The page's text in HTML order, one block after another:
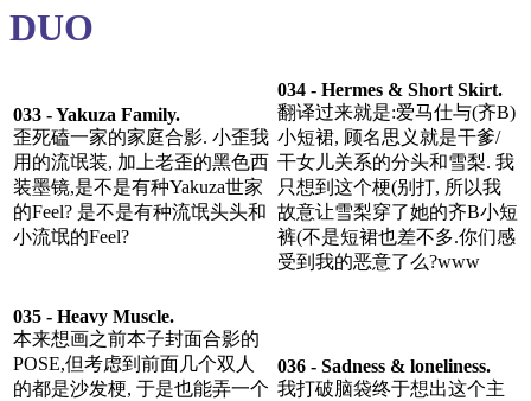
DUO
033 - Yakuza Family.
歪死磕一家的家庭合影. 小歪我
用的流氓装, 加上老歪的黑色西
装墨镜,是不是有种Yakuza世家
的Feel? 是不是有种流氓头头和
小流氓的Feel?
034 - Hermes & Short Skirt.
翻译过来就是:爱马仕与(齐B)
小短裙, 顾名思义就是干爹/
干女儿关系的分头和雪梨. 我
只想到这个梗(别打, 所以我
故意让雪梨穿了她的齐B小短
裤(不是短裙也差不多.你们感
受到我的恶意了么?www
035 - Heavy Muscle.
本来想画之前本子封面合影的
POSE,但考虑到前面几个双人
的都是沙发梗, 于是也能弄一个
036 - Sadness & loneliness.
我打破脑袋终于想出这个主